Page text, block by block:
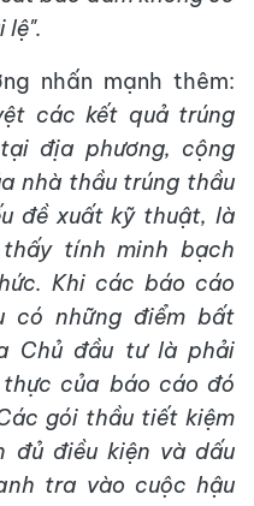
lệ".
nhấn mạnh thêm:
các kết quả trúng
địa phương, cộng
nhà thầu trúng thầu
đề xuất kỹ thuật, là
tính minh bạch
Khi các báo cáo
có những điểm bất
Chủ đầu tư là phải
của báo cáo đó
gói thầu tiết kiệm
đủ điều kiện và dấu
tra vào cuộc hậu